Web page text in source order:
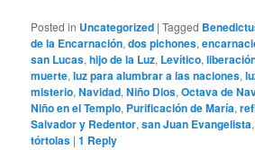
Posted in Uncategorized |Tagged
de la Encarnación,dos pichones,
san Lucas,hijo de la Luz, Levítico,
muerte,luz para alumbrar a las naciones,
misterio,Navidad,Niño Dios,Octava de
Niño en el Templo, Purificación de María,
Salvador y Redentor,san Juan Evangelista
tórtolas |1 Reply